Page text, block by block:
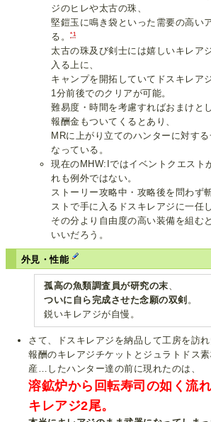
ジのヒレや太古の珠、
堅鎧玉に鳴き袋といった需要の高い
る。*1
太古の珠及び剣士には嬉しいキレア
入る上に、
キャンプを開拓していてドスキレア
1分前後でのクリアが可能。
難易度・時間を考慮すればおまけと
報酬金もついてくるとあり、
MRに上がり立てのハンターに対す
なっている。
現在のMHW:Iではイベントクエスト
れも例外ではない。
ストーリー攻略中・攻略後を問わず
ストで手に入るドスキレアジに一任し
その分より自由度の高い装備を組む
いいだろう。
外見・性能
孤高の魚類調査員が研究の末、
ついに自ら完成させた念願の双剣 。
鋭いキレアジが自慢。
さて、ドスキレアジを納品して工房を訪れ
報酬のキレアジチケットとジュラトドス
産…したハンター達の前に現れたのは、
溶鉱炉から回転寿司の如く流
キレアジ2尾。